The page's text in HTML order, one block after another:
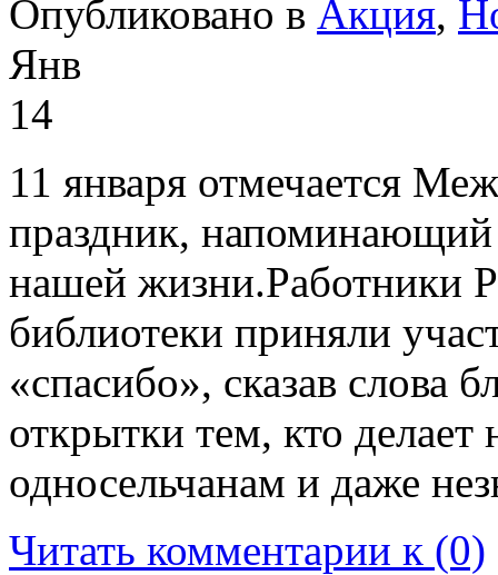
Опубликовано в Акция,
Янв
14
11 января отмечается
праздник, напоминающий
нашей жизни.Работники
библиотеки приняли
«спасибо», сказав слова
открытки тем, кто
односельчанам и даже
Читать комментарии к (0)